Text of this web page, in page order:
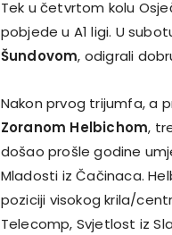
Tek u četvrtom kolu
pobjede u A1 ligi. U
Šundovom, odigrali
Nakon prvog trijumfa, a
Zoranom Helbichom,
došao prošle godine
Mladosti iz Čačinaca.
poziciji visokog krila/
Telecomp, Svjetlost iz